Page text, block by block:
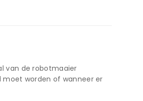
van de robotmaaier
worden of wanneer er